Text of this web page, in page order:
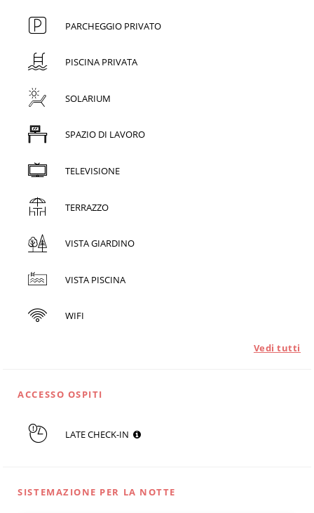
PARCHEGGIO PRIVATO
PISCINA PRIVATA
SOLARIUM
SPAZIO DI LAVORO
TELEVISIONE
TERRAZZO
VISTA GIARDINO
VISTA PISCINA
WIFI
Vedi tutti
ACCESSO OSPITI
LATE CHECK-IN
SISTEMAZIONE PER LA NOTTE